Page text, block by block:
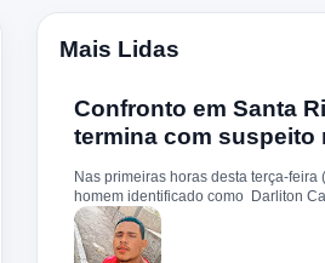
Mais Lidas
Confronto em Santa
termina com suspeito
Nas primeiras horas desta terça-feira
homem identificado como Darliton
Pereira morreu após confronto com a
Militar no povoado Timbotiba, zona
Santa Rita. De acordo com a PM, os